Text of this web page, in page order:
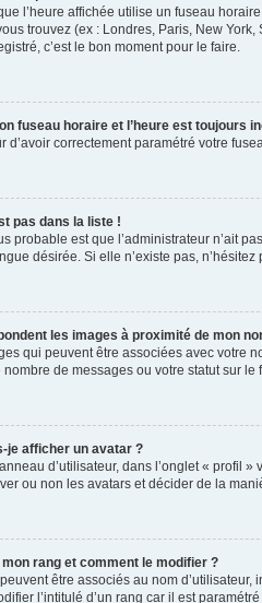
l’heure affichée utilise un fuseau
trouvez (ex : Londres, Paris, New
c’est le bon moment pour le faire.
fuseau horaire et l’heure est toujours
d’avoir correctement paramétré votre
pas dans la liste !
probable est que l’administrateur n’ait
désirée. Si elle n’existe pas,
les images à proximité de mon
qui peuvent être associées avec votre
de messages ou votre statut sur
je afficher un avatar ?
d’utilisateur, dans l’onglet « profil
ou non les avatars et décider de la
mon rang et comment le modifier ?
être associés au nom
l’intitulé d’un rang car il est